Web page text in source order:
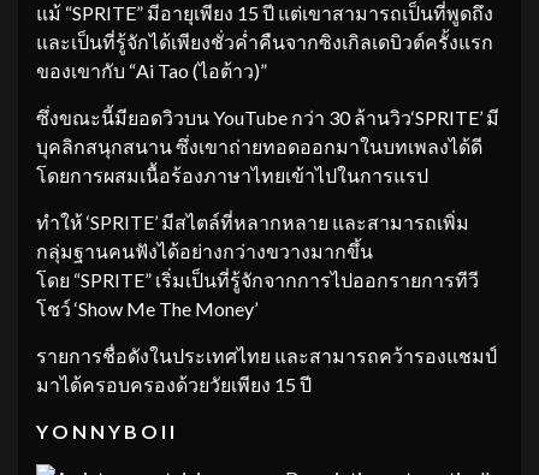
แม้ “SPRITE” มีอายุเพียง 15 ปี แต่เขาสามารถเป็นที่พูดถึง
และเป็นที่รู้จักได้เพียงชั่วค่ำคืนจากซิงเกิลเดบิวต์ครั้งแรก
ของเขากับ “Ai Tao (ไอต้าว)”
ซึ่งขณะนี้มียอดวิวบน YouTube กว่า 30 ล้านวิว‘SPRITE’ มี
บุคลิกสนุกสนาน ซึ่งเขาถ่ายทอดออกมาในบทเพลงได้ดี
โดยการผสมเนื้อร้องภาษาไทยเข้าไปในการแรป
ทำให้ ‘SPRITE’ มีสไตล์ที่หลากหลาย และสามารถเพิ่ม
กลุ่มฐานคนฟังได้อย่างกว่างขวางมากขึ้น
โดย “SPRITE” เริ่มเป็นที่รู้จักจากการไปออกรายการทีวี
โชว์ ‘Show Me The Money’
รายการชื่อดังในประเทศไทย และสามารถคว้ารองแชมป์
มาได้ครอบครองด้วยวัยเพียง 15 ปี
Y O N N Y B O I I